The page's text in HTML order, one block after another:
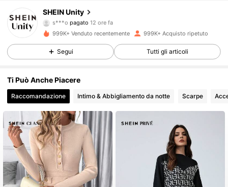
SHEIN Unity
4.81
545K Follower
s***o pagato 12 ore fa
4.81 545K Follower
4.81 545K Follower
4.81 545K Follower
4.81 545K Follower
4.81 545K Follower
999K+ Venduto recentemente 999K+ Acquisto ripetuto
Segui Tutti gli articoli
Ti Può Anche Piacere
Raccomandazione Intimo & Abbigliamento da notte Scarpe